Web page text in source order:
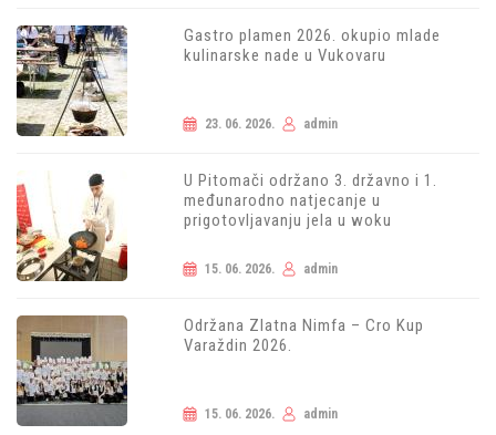
Gastro plamen 2026. okupio mlade
kulinarske nade u Vukovaru
23. 06. 2026. admin
U Pitomači održano 3. državno i 1.
međunarodno natjecanje u
prigotovljavanju jela u woku
15. 06. 2026. admin
Održana Zlatna Nimfa – Cro Kup
Varaždin 2026.
15. 06. 2026. admin